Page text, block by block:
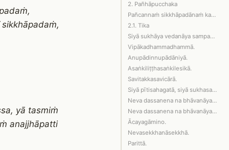
2. Pañhāpucchaka
Pañcannaṁ sikkhāpadānaṁ kati kusalā, …
2.1. Tika
Siyā sukhāya vedanāya sampayuttā, siy…
Vipākadhammadhammā.
Anupādinnupādāniyā.
Asaṅkiliṭṭhasaṅkilesikā.
Savitakkasavicārā.
Siyā pītisahagatā, siyā sukhasahagatā…
Neva dassanena na bhāvanāya pahātabbā.
Neva dassanena na bhāvanāya pahātabba…
Ācayagāmino.
Nevasekkhanāsekkhā.
Parittā.
yā tasmiṁ
anajjhāpatti